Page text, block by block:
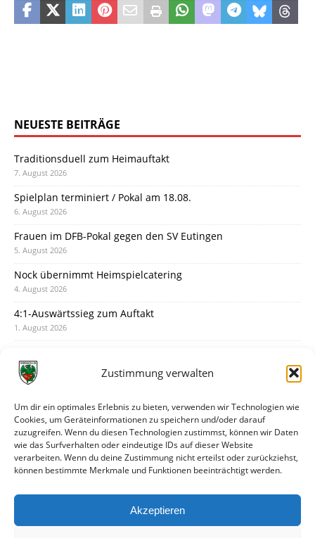
Zustimmung verwalten
Um dir ein optimales Erlebnis zu bieten, verwenden wir Technologien wie
Cookies, um Geräteinformationen zu speichern und/oder darauf
zuzugreifen. Wenn du diesen Technologien zustimmst, können wir Daten
wie das Surfverhalten oder eindeutige IDs auf dieser Website
verarbeiten. Wenn du deine Zustimmung nicht erteilst oder zurückziehst,
können bestimmte Merkmale und Funktionen beeinträchtigt werden.
Akzeptieren
NEUESTE BEITRÄGE
Traditionsduell zum Heimauftakt
7. August 2026
Spielplan terminiert / Pokal am 18.08.
6. August 2026
Frauen im DFB-Pokal gegen den SV Eutingen
5. August 2026
Nock übernimmt Heimspielcatering
4. August 2026
4:1-Auswärtssieg zum Auftakt
1. August 2026
31. Juli 2026
30. Juli 2026
Deine Spielminute: 89+1
28. Juli 2026
Neuer Rückensponsor
Neue Podcast-Folge: So tickt Björn!
27. Juli 2026